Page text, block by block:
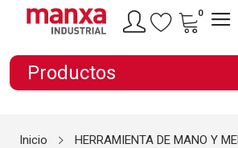
0
Productos
Inicio
HERRAMIENTA DE MANO Y